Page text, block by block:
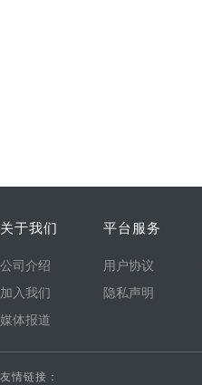
关于我们
公司介绍
加入我们
媒体报道
平台服务
用户协议
隐私声明
友情链接：